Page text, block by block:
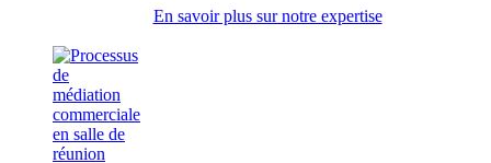
En savoir plus sur notre expertise